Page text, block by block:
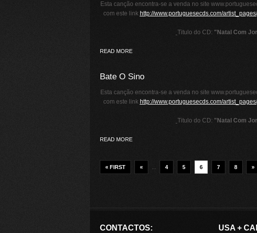
Esta canção encontra-se a venda no site
com este link http://www.portuguesecds.com/
Titulo do CD: "Natal Com
READ MORE
Bate O Sino
Esta canção encontra-se a venda no site
com este link http://www.portuguesecds.com/
Titulo do CD: "Natal Com
READ MORE
« FIRST « ... 4 5 6 7 8 »
CONTACTOS: USA +